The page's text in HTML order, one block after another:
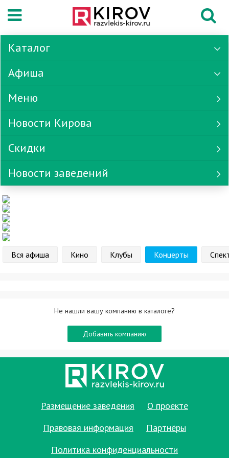
Каталог
Афиша
Меню
Новости Кирова
Скидки
Новости заведений
Вся афиша Кино Клубы Концерты
Не нашли вашу компанию в каталоге?
Добавить компанию
Размещение заведения
О проекте
Правовая информация
Партнёры
Политика конфиденциальности